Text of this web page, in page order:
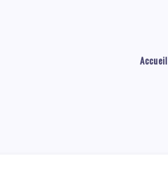
Accueil